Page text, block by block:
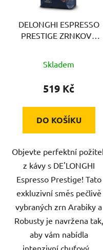
DELONGHI ESPRESSO
PRESTIGE ZRNKOVÁ
hodnocení
produktu
z
hvězdiček.
Skladem
519 Kč
DO KOŠÍKU
Objevte perfektní
z kávy s DE'LONGHI
Espresso Prestige! Tato
exkluzivní směs pečlivě
vybraných zrn Arabiky a
Robusty je navržena tak,
aby vám nabídla